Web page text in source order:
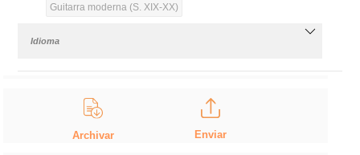
Guitarra moderna (S. XIX-XX)
Idioma
Archivar Enviar